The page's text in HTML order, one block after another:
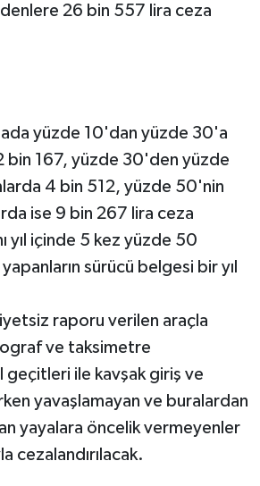
26 bin 557 lira ceza
yüzde 10'dan yüzde 30'a
bin 167, yüzde 30'den yüzde
4 bin 512, yüzde 50'nin
ise 9 bin 267 lira ceza
yıl içinde 5 kez yüzde 50
sürücü belgesi bir yıl
raporu verilen araçla
ve taksimetre
geçitleri ile kavşak giriş ve
yavaşlamayan ve buralardan
yayalara öncelik vermeyenler
cezalandırılacak.